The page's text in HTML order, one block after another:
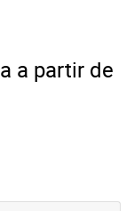
a partir de